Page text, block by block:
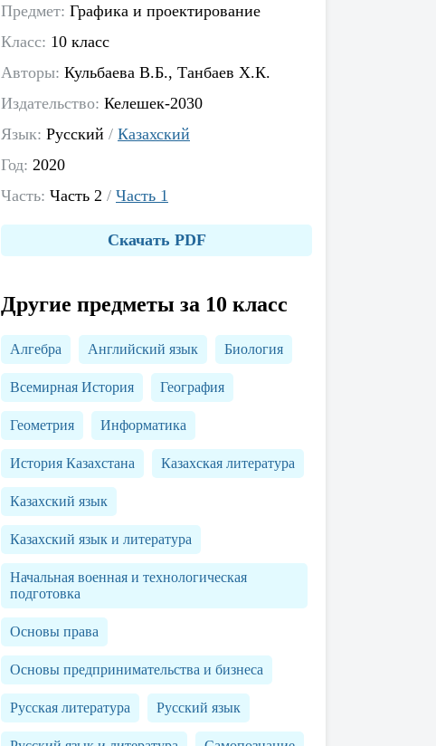
Предмет: Графика и проектирование
Класс: 10 класс
Авторы: Кульбаева В.Б., Танбаев Х.К.
Издательство: Келешек-2030
Язык: Русский / Казахский
Год: 2020
Часть: Часть 2 / Часть 1
Скачать PDF
Другие предметы за 10 класс
Алгебра Английский язык Биология
Всемирная История География
Геометрия Информатика
История Казахстана Казахская литература
Казахский язык
Казахский язык и литература
Начальная военная и технологическая
подготовка
Основы права
Основы предпринимательства и бизнеса
Русская литература Русский язык